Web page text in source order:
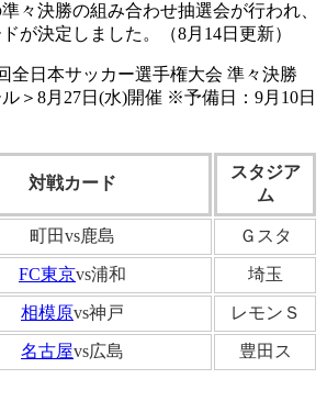
々決勝の組み合わせ抽選会が行われ、
が決定しました。（8月14日更新）
全日本サッカー選手権大会 準々決勝
＞8月27日(水)開催 ※予備日：9月10日
対戦カード
スタジア
ム
町田vs鹿島 Ｇスタ
FC東京vs浦和 埼玉
相模原vs神戸 レモンＳ
名古屋vs広島 豊田ス